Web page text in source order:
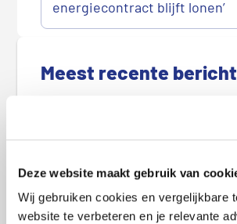
Deze website maakt gebruik van
Wij gebruiken cookies en vergelijkbare
website te verbeteren en je relevante
energiecontract blijft lonen’
i
e
S
i
Meest recente
Goedkoopste woonverzekering in
2026